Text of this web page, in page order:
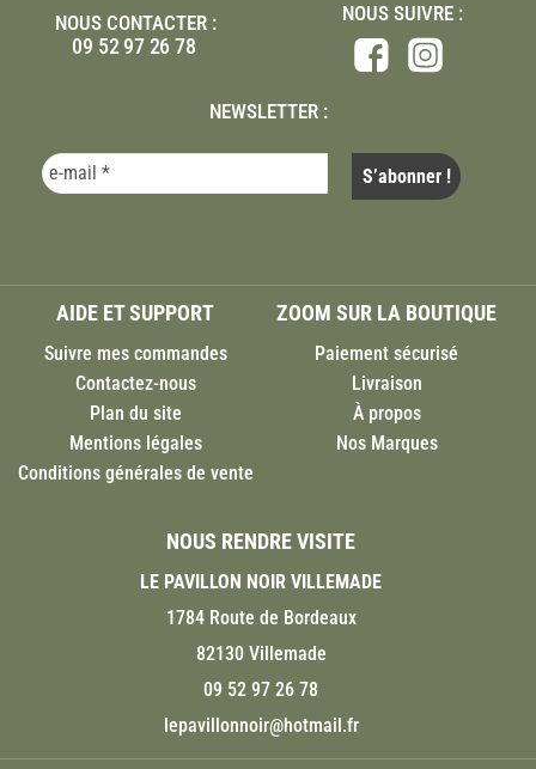
NOUS CONTACTER :
09 52 97 26 78
NOUS SUIVRE :
NEWSLETTER :
AIDE ET SUPPORT
Suivre mes commandes
Contactez-nous
Plan du site
Mentions légales
Conditions générales de vente
ZOOM SUR LA BOUTIQUE
Paiement sécurisé
Livraison
À propos
Nos Marques
NOUS RENDRE VISITE
LE PAVILLON NOIR VILLEMADE
1784 Route de Bordeaux
82130 Villemade
09 52 97 26 78
lepavillonnoir@hotmail.fr